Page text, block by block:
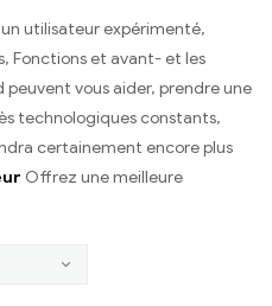
utilisateur expérimenté,
Fonctions et avant- et les
vous aider, prendre une
technologiques constants,
certainement encore plus
Offrez une meilleure